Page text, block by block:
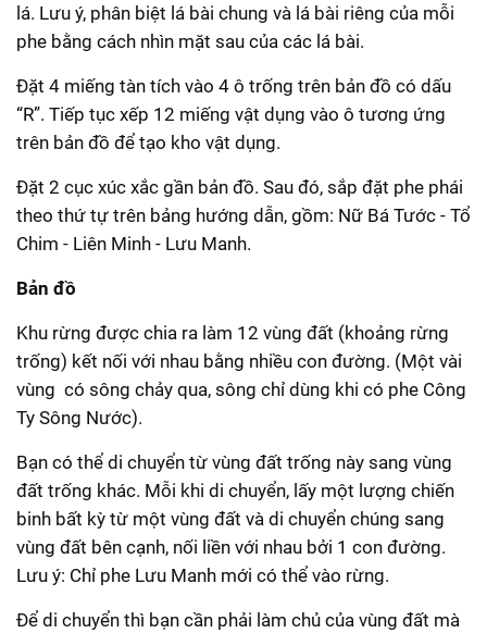
lá. Lưu ý, phân biệt lá bài chung và lá bài riêng của mỗi
phe bằng cách nhìn mặt sau của các lá bài.
Đặt 4 miếng tàn tích vào 4 ô trống trên bản đồ có dấu
“R”. Tiếp tục xếp 12 miếng vật dụng vào ô tương ứng
trên bản đồ để tạo kho vật dụng.
Đặt 2 cục xúc xắc gần bản đồ. Sau đó, sắp đặt phe phái
theo thứ tự trên bảng hướng dẫn, gồm: Nữ Bá Tước - Tổ
Chim - Liên Minh - Lưu Manh.
Bản đồ
Khu rừng được chia ra làm 12 vùng đất (khoảng rừng
trống) kết nối với nhau bằng nhiều con đường. (Một vài
vùng có sông chảy qua, sông chỉ dùng khi có phe Công
Ty Sông Nước).
Bạn có thể di chuyển từ vùng đất trống này sang vùng
đất trống khác. Mỗi khi di chuyển, lấy một lượng chiến
binh bất kỳ từ một vùng đất và di chuyển chúng sang
vùng đất bên cạnh, nối liền với nhau bởi 1 con đường.
Lưu ý: Chỉ phe Lưu Manh mới có thể vào rừng.
Để di chuyển thì bạn cần phải làm chủ của vùng đất mà